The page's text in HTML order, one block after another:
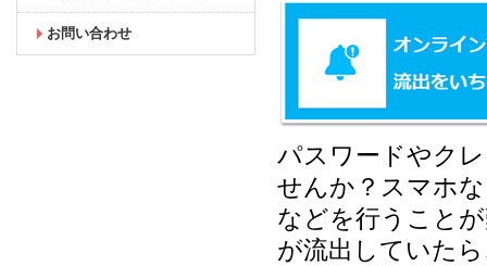
パスワードやク
せんか？スマホ
などを行うこと
が流出していた
お問い合わせ